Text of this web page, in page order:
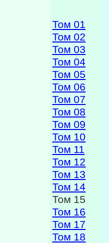
Том 01
Том 02
Том 03
Том 04
Том 05
Том 06
Том 07
Том 08
Том 09
Том 10
Том 11
Том 12
Том 13
Том 14
Том 15
Том 16
Том 17
Том 18